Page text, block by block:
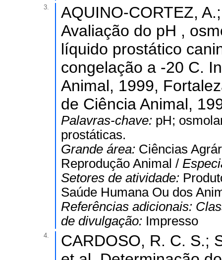
3.
AQUINO-CORTEZ,
Avaliação do pH ,
líquido prostático
congelação a -20 C.
Animal, 1999,
de Ciência Animal,
Palavras-chave: pH;
prostáticas.
Grande área: Ciências
Reprodução Animal /
Setores de atividade:
Saúde Humana Ou dos
Referências adicionais:
de divulgação: Impresso
4.
CARDOSO, R. C. S.;